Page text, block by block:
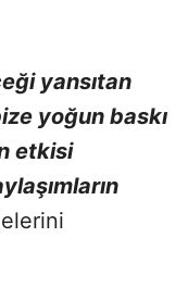
yansıtan
yoğun baskı
etkisi